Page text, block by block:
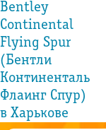
Bentley
Continental
Flying Spur
(Бентли
Континенталь
Флаинг Спур)
в Харькове